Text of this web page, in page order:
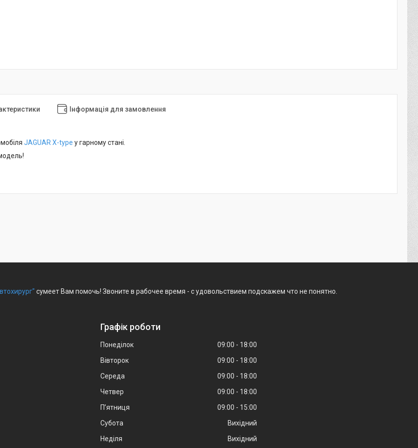
Інформація для замовлення
JAGUAR X-type у гарному стані.
сумеет Вам помочь! Звоните в рабочее время - с удовольствием подскажем что не понятно.
Графік роботи
Понеділок 09:00
18:00
Вівторок
09:00
18:00
Середа
09:00
18:00
Четвер
09:00
18:00
Пʼятниця
09:00
15:00
Субота
Вихідний
Неділя
Вихідний